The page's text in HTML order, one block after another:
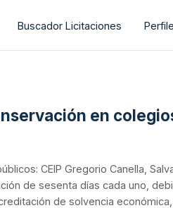
Buscador Licitaciones
en
CEIP Gregorio Canella,
de sesenta días cada uno,
de solvencia